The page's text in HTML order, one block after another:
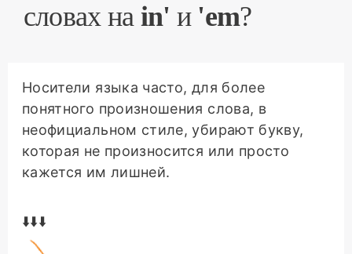
словах на in' и 'em?
Носители языка часто, для более
понятного произношения слова, в
неофициальном стиле, убирают букву,
которая не произносится или просто
кажется им лишней.
⬇️⬇️⬇️